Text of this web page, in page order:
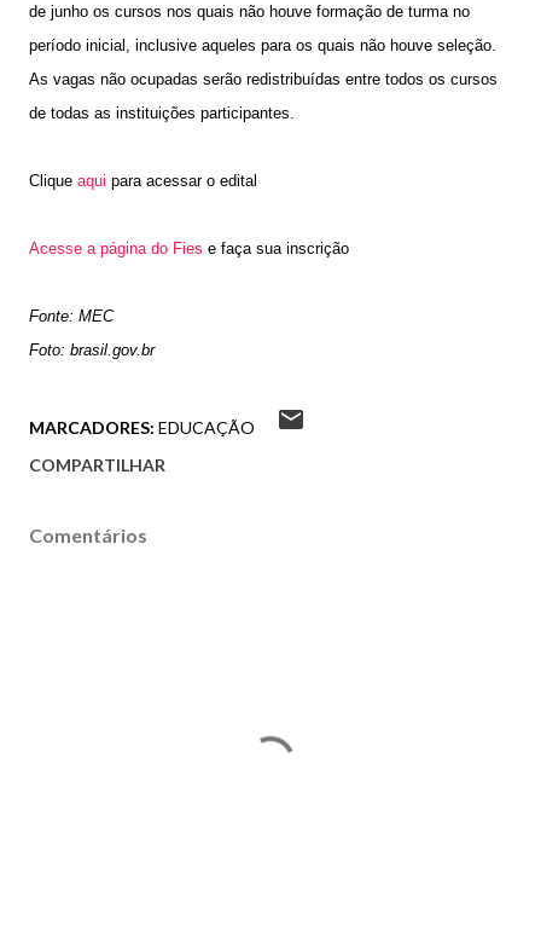
de junho os cursos nos quais não houve formação de turma no
período inicial, inclusive aqueles para os quais não houve seleção.
As vagas não ocupadas serão redistribuídas entre todos os cursos
de todas as instituições participantes.
Clique aqui para acessar o edital
Acesse a página do Fies e faça sua inscrição
Fonte: MEC
Foto: brasil.gov.br
MARCADORES: EDUCAÇÃO
COMPARTILHAR
Comentários